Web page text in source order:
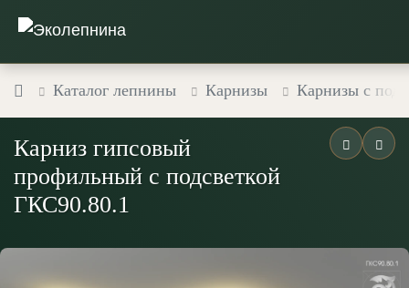
Каталог лепнины Карнизы Карнизы с
Карниз гипсовый
профильный с подсветкой
ГКС90.80.1